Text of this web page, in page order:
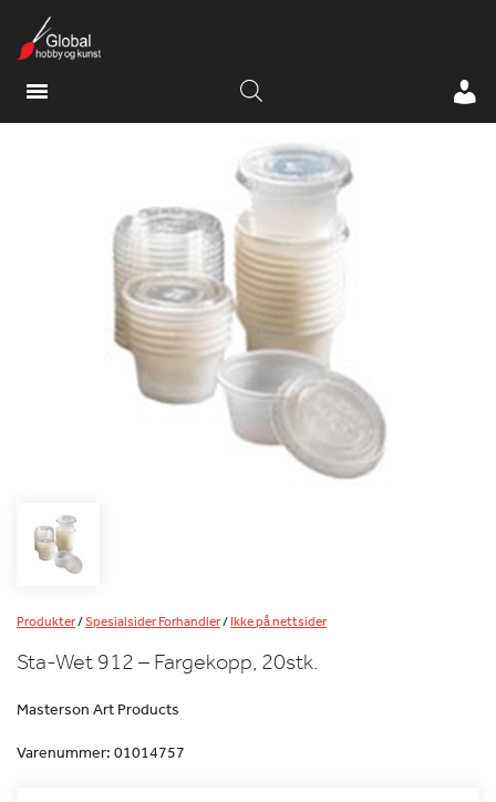
Produkter/Spesialsider Forhandler/Ikke på nettsider
Sta-Wet 912 – Fargekopp, 20stk.
Masterson Art Products
Varenummer: 01014757